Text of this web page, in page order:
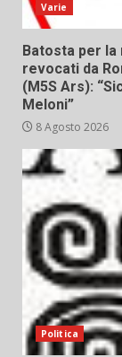
Varie
Batosta per
revocati da
(M5S Ars):
Meloni”
8 Agosto 2026
Politica